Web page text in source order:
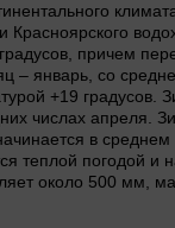
причем
январь, со
+19 градусов.
числах апреля.
в
теплой погодой
около 500 мм,